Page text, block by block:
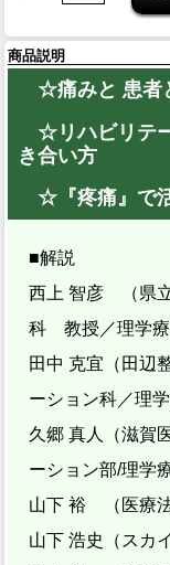
商品説明
☆痛みと 患者
☆リハビリテ
き合い方
☆『疼痛』で
■解説
西上 智彦 （県
科 教授／理学療
田中 克宜（田辺
ーション科／理
久郷 真人（滋賀
ーション部/理学
山下 裕 （医療法
山下 浩史（スカ